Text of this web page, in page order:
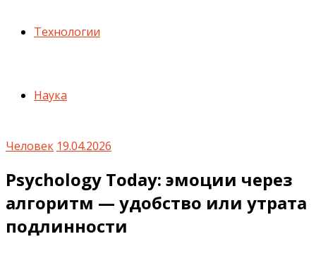
Технологии
Наука
Человек 19.04.2026
Psychology Today: эмоции через
алгоритм — удобство или утрата
подлинности